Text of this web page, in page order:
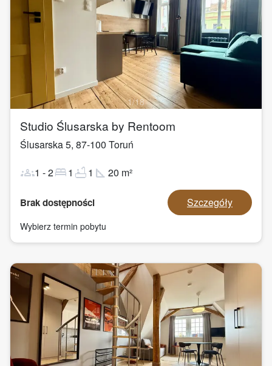
1/18
Studio Ślusarska by Rentoom
Ślusarska 5, 87-100 Toruń
groups1 -2bed1 bathtub1 square_foot 20 m²
Brak dostępności Szczegóły
Wybierz termin pobytu